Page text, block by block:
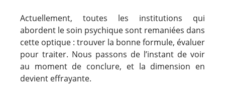
Actuellement, toutes les institutions qui
abordent le soin psychique sont remaniées dans
cette optique : trouver la bonne formule, évaluer
pour traiter. Nous passons de l’instant de voir
au moment de conclure, et la dimension en
devient effrayante.